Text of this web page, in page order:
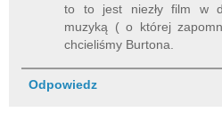
to to jest niezły film w
muzyką ( o której
chcieliśmy Burtona.
Odpowiedz